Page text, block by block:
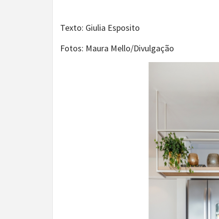
Texto: Giulia Esposito
Fotos: Maura Mello/Divulgação